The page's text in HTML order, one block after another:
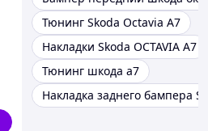
Тюнинг Skoda Octavia A7
Накладки Skoda OCTAVIA А7
Тюнинг шкода а7
Накладка заднего бампера